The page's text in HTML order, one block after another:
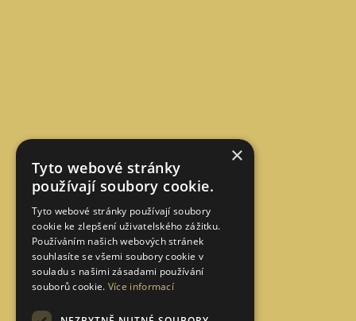
×
Tyto webové stránky
používají soubory cookie.
Tyto webové stránky používají soubory
cookie ke zlepšení uživatelského zážitku.
Používáním našich webových stránek
souhlasíte se všemi soubory cookie v
souladu s našimi zásadami používání
souborů cookie. Více informací